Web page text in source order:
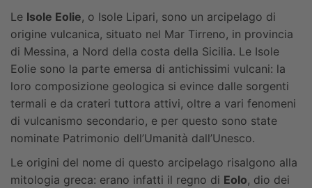
Le Isole Eolie, o Isole Lipari, sono un arcipelago di
origine vulcanica, situato nel Mar Tirreno, in provincia
di Messina, a Nord della costa della Sicilia. Le Isole
Eolie sono la parte emersa di antichissimi vulcani: la
loro composizione geologica si evince dalle sorgenti
termali e da crateri tuttora attivi, oltre a vari fenomeni
di vulcanismo secondario, e per questo sono state
nominate Patrimonio dell’Umanità dall’Unesco.
Le origini del nome di questo arcipelago risalgono alla
mitologia greca: erano infatti il regno di Eolo, dio dei